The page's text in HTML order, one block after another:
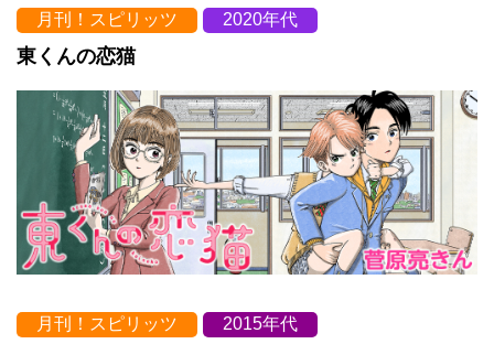
月刊！スピリッツ 2020年代
東くんの恋猫
月刊！スピリッツ 2015年代